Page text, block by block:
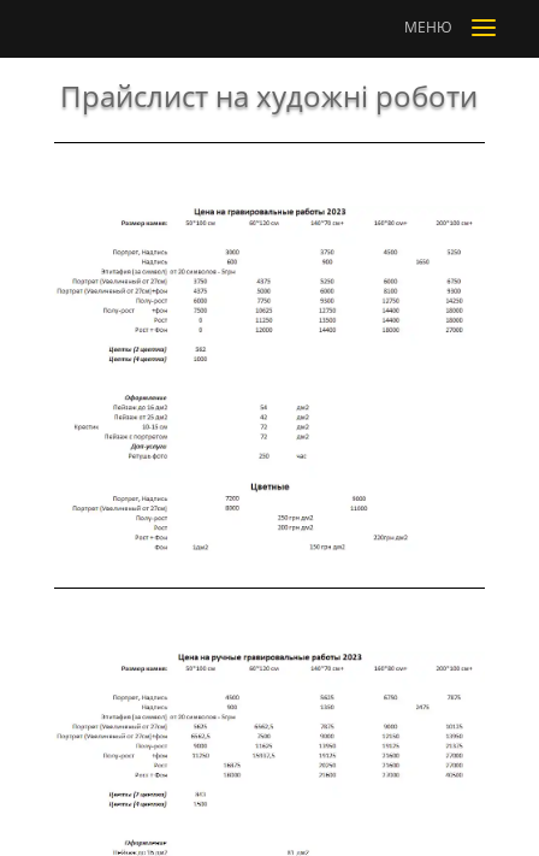
МЕНЮ a
Прайслист на художні роботи